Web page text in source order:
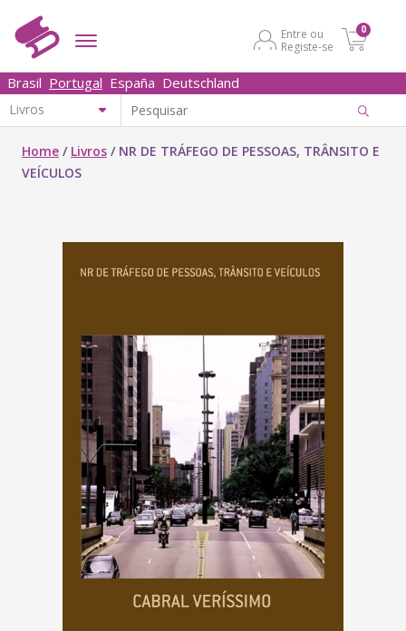
Entre ou
Registe-se
0
Brasil Portugal España Deutschland
Home / Livros / NR DE TRÁFEGO DE PESSOAS, TRÂNSITO E
VEÍCULOS